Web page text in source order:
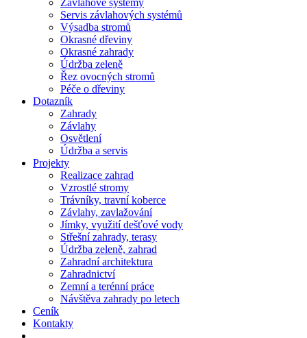
Závlahové systémy
Servis závlahových systémů
Výsadba stromů
Okrasné dřeviny
Okrasné zahrady
Údržba zeleně
Řez ovocných stromů
Péče o dřeviny
Dotazník
Zahrady
Závlahy
Osvětlení
Údržba a servis
Projekty
Realizace zahrad
Vzrostlé stromy
Trávníky, travní koberce
Závlahy, zavlažování
Jímky, využití dešťové vody
Střešní zahrady, terasy
Údržba zeleně, zahrad
Zahradní architektura
Zahradnictví
Zemní a terénní práce
Návštěva zahrady po letech
Ceník
Kontakty